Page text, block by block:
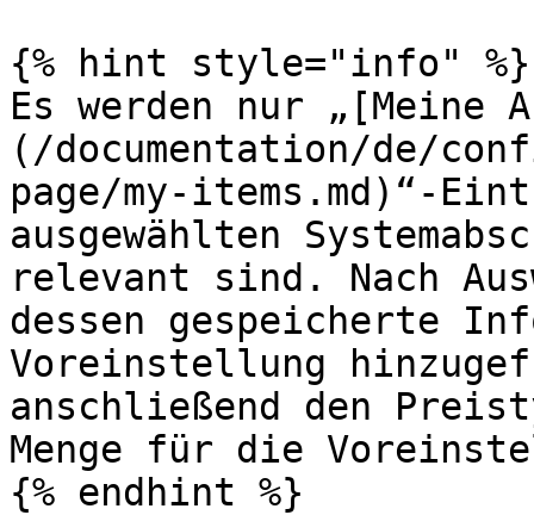
{% hint style="info" %}
Es werden nur
(/documentation/de/
page/my-items.md)“-
ausgewählten
relevant sind. Nach
dessen gespeicherte
Voreinstellung
anschließend den
Menge für die
{% endhint %}